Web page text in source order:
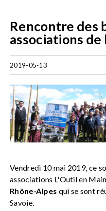
Rencontre des
associations
2019-05-13
Vendredi 10 mai 2019, ce
associations L'Outil en
Rhône-Alpes qui se sont
Savoie.